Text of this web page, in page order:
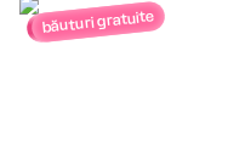
băuturi gratuite